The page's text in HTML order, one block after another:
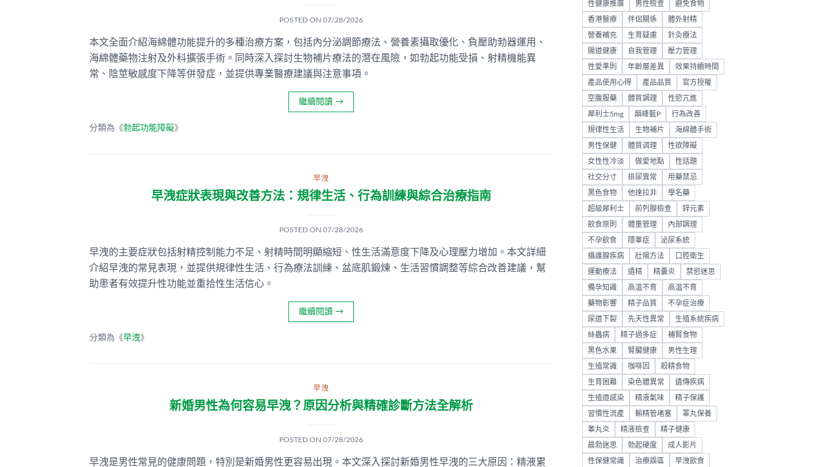
POSTED ON 07/28/2026
本文全面介紹海綿體功能提升的多種治療方案，包括內分泌調節療法、營養素攝取優化、負壓助勃器運用、
海綿體藥物注射及外科擴張手術。同時深入探討生物補片療法的潛在風險，如勃起功能受損、射精機能異
常、陰莖敏感度下降等併發症，並提供專業醫療建議與注意事項。
繼續閱讀 →
分類為《勃起功能障礙》
早洩
早洩症狀表現與改善方法：規律生活、行為訓練與綜合治療指南
POSTED ON 07/28/2026
早洩的主要症狀包括射精控制能力不足、射精時間明顯縮短、性生活滿意度下降及心理壓力增加。本文詳細
介紹早洩的常見表現，並提供規律性生活、行為療法訓練、盆底肌鍛煉、生活習慣調整等綜合改善建議，幫
助患者有效提升性功能並重拾性生活信心。
繼續閱讀 →
分類為《早洩》
早洩
新婚男性為何容易早洩？原因分析與精確診斷方法全解析
POSTED ON 07/28/2026
早洩是男性常見的健康問題，特別是新婚男性更容易出現。本文深入探討新婚男性早洩的三大原因：精液累
性健康推廣 男性檢查 避免食物
香港醫療 伴侶關係 體外射精
營養補充 生育疑慮 針灸療法
腸道健康 自我管理 壓力管理
性愛準則 年齡層差異 效果持續時間
產品使用心得 產品品質 官方授權
空腹服藥 體質調理 性慾亢進
犀利士5mg 巔峰藍P 行為改善
規律性生活 生物補片 海綿體手術
男性保健 體質调理 性欲障礙
女性性冷淡 做愛地點 性話題
社交分寸 排尿異常 用藥禁忌
黑色食物 他達拉非 學名藥
超級犀利士 前列腺檢查 鋅元素
飲食原則 體重管理 內部調理
不孕飲食 隱睾症 泌尿系統
攝護腺疾病 壯陽方法 口腔衛生
運動療法 遺精 精囊炎 禁慾迷思
備孕知識 高溫不育 高温不育
藥物影響 精子品質 不孕症治療
尿道下裂 先天性異常 生殖系統疾病
絲蟲病 精子過多症 補腎食物
黑色水果 腎臟健康 男性生理
生殖常識 咖啡因 殺精食物
生育困難 染色體異常 遺傳疾病
生殖道感染 精液氣味 精子保護
習慣性流產 輸精管堵塞 睪丸保養
睾丸炎 精液檢查 精子健康
晨勃迷思 勃起硬度 成人影片
性保健常識 治療誤區 早洩飲食